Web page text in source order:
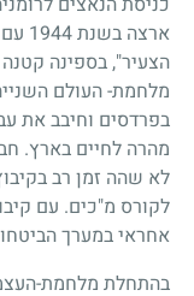
ארצה בשנת1944
הצעיר", בספינה
מלחמת- העולם
בפרדסים וחיבב את
מהרה לחיים בארץ.
לא שהה זמן רב
לקורס מ"כים. עם
אחראי במערך
בהתחלת מלחמת-